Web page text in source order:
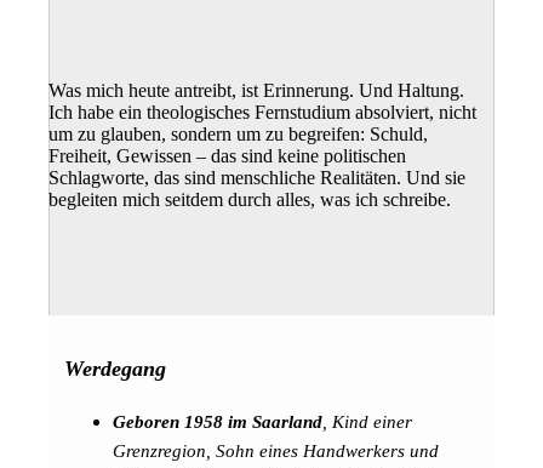
Was mich heute antreibt, ist Erinnerung. Und Haltung.
Ich habe ein theologisches Fernstudium absolviert, nicht
um zu glauben, sondern um zu begreifen: Schuld,
Freiheit, Gewissen – das sind keine politischen
Schlagworte, das sind menschliche Realitäten. Und sie
begleiten mich seitdem durch alles, was ich schreibe.
Werdegang
Geboren 1958 im Saarland , Kind einer
Grenzregion, Sohn eines Handwerkers und